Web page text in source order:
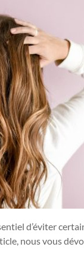
d’éviter
nous vous